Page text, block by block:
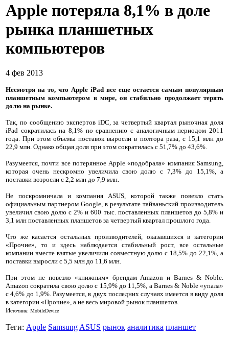
Apple потеряла 8,1% в доле
рынка планшетных
компьютеров
4 фев 2013
Несмотря на то, что Apple iPad все еще остается самым популярным
планшетным компьютером в мире, он стабильно продолжает терять
долю на рынке.
Так, по сообщению экспертов iDC, за четвертый квартал рыночная доля
iPad сократилась на 8,1% по сравнению с аналогичным периодом 2011
года. При этом объемы поставок выросли в полтора раза, с 15,1 млн до
22,9 млн. Однако общая доля при этом сократилась с 51,7% до 43,6%.
Разумеется, почти все потерянное Apple «подобрала» компания Samsung,
которая очень нескромно увеличила свою долю с 7,3% до 15,1%, а
поставки возросли с 2,2 млн до 7,9 млн.
Не поскромничала и компания ASUS, которой также повезло стать
официальным партнером Google, в результате тайваньский производитель
увеличил свою долю с 2% и 600 тыс. поставленных планшетов до 5,8% и
3,1 млн поставленных планшетов за четвертый квартал прошлого года.
Что же касается остальных производителей, оказавшихся в категории
«Прочие», то и здесь наблюдается стабильный рост, все остальные
компании вместе взятые увеличили совместную долю с 18,5% до 22,1%, а
поставки выросли с 5,5 млн до 11,6 млн.
При этом не повезло «книжным» брендам Amazon и Barnes & Noble.
Amazon сократила свою долю с 15,9% до 11,5%, а Barnes & Noble «упала»
с 4,6% до 1,9%. Разумеется, в двух последних случаях имеется в виду доля
в категории «Прочие», а не весь мировой рынок планшетов.
Источник: MobileDevice
Теги: Apple SamsungASUS рынок аналитика планшет